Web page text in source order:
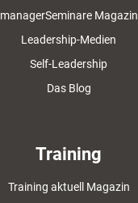
managerSeminare Magazin
Leadership-Medien
Self-Leadership
Das Blog
Training
Training aktuell Magazin